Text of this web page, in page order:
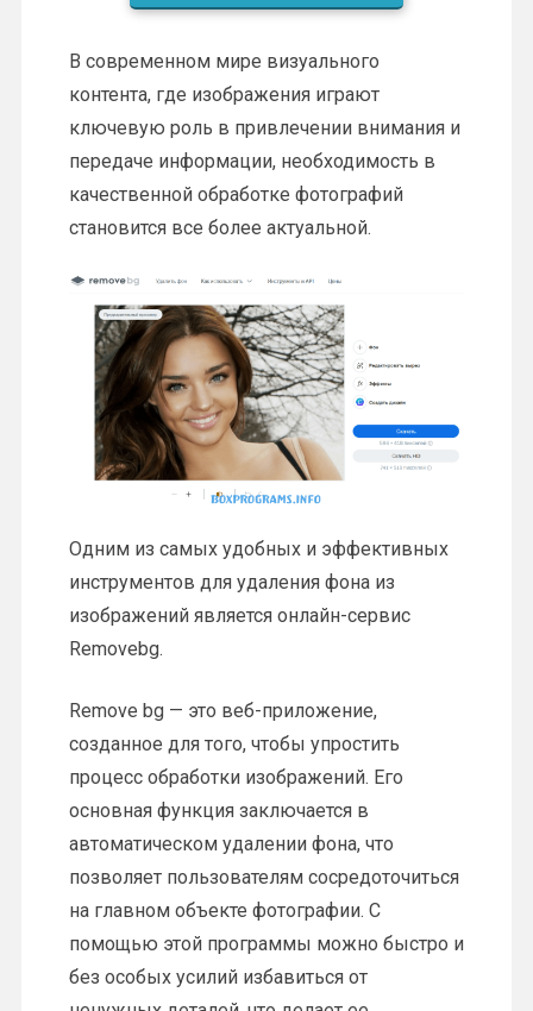
В современном мире визуального
контента, где изображения играют
ключевую роль в привлечении внимания и
передаче информации, необходимость в
качественной обработке фотографий
становится все более актуальной.
Одним из самых удобных и эффективных
инструментов для удаления фона из
изображений является онлайн-сервис
Removebg.
Remove bg — это веб-приложение,
созданное для того, чтобы упростить
процесс обработки изображений. Его
основная функция заключается в
автоматическом удалении фона, что
позволяет пользователям сосредоточиться
на главном объекте фотографии. С
помощью этой программы можно быстро и
без особых усилий избавиться от